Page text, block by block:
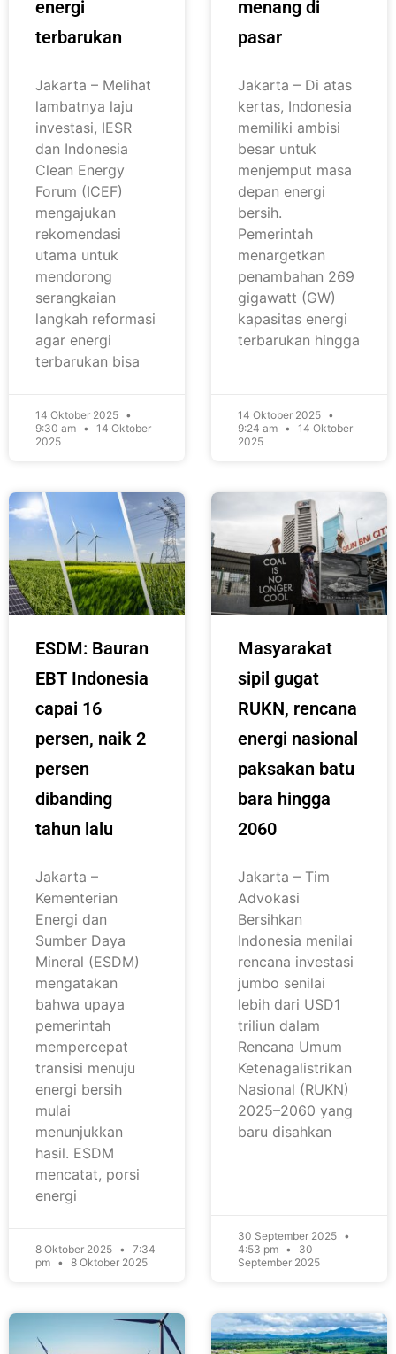
energi
terbarukan
Jakarta – Melihat
lambatnya laju
investasi, IESR
dan Indonesia
Clean Energy
Forum (ICEF)
mengajukan
rekomendasi
utama untuk
mendorong
serangkaian
langkah reformasi
agar energi
terbarukan bisa
14 Oktober 2025
9:30 am
14 Oktober
2025
menang di
pasar
Jakarta – Di atas
kertas, Indonesia
memiliki ambisi
besar untuk
menjemput masa
depan energi
bersih.
Pemerintah
menargetkan
penambahan 269
gigawatt (GW)
kapasitas energi
terbarukan hingga
14 Oktober 2025
9:24 am
14 Oktober
2025
ESDM: Bauran
EBT Indonesia
capai 16
persen, naik 2
persen
dibanding
tahun lalu
Jakarta –
Kementerian
Energi dan
Sumber Daya
Mineral (ESDM)
mengatakan
bahwa upaya
pemerintah
mempercepat
transisi menuju
energi bersih
mulai
menunjukkan
hasil. ESDM
mencatat, porsi
energi
8 Oktober 2025
7:34
pm
8 Oktober 2025
Masyarakat
sipil gugat
RUKN, rencana
energi nasional
paksakan batu
bara hingga
2060
Jakarta – Tim
Advokasi
Bersihkan
Indonesia menilai
rencana investasi
jumbo senilai
lebih dari USD1
triliun dalam
Rencana Umum
Ketenagalistrikan
Nasional (RUKN)
2025–2060 yang
baru disahkan
30 September 2025
4:53 pm
30
September 2025